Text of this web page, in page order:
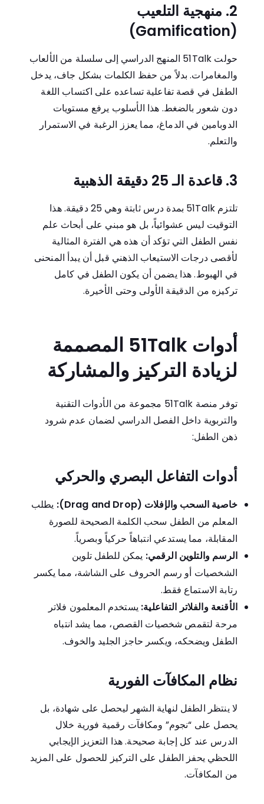
2. منهجية التلعيب
(Gamification)
حولت 51Talk المنهج الدراسي إلى سلسلة من الألعاب
والمغامرات. بدلاً من حفظ الكلمات بشكل جاف، يدخل
الطفل في قصة تفاعلية تساعده على اكتساب اللغة
دون شعور بالضغط. هذا الأسلوب يرفع مستويات
الدوبامين في الدماغ، مما يعزز الرغبة في الاستمرار
والتعلم.
3. قاعدة الـ 25 دقيقة الذهبية
تلتزم 51Talk بمدة درس ثابتة وهي 25 دقيقة. هذا
التوقيت ليس عشوائياً، بل هو مبني على أبحاث علم
نفس الطفل التي تؤكد أن هذه هي الفترة المثالية
لأقصى درجات الاستيعاب الذهني قبل أن يبدأ المنحنى
في الهبوط. هذا يضمن أن يكون الطفل في كامل
تركيزه من الدقيقة الأولى وحتى الأخيرة.
أدوات 51Talk المصممة
لزيادة التركيز والمشاركة
توفر منصة 51Talk مجموعة من الأدوات التقنية
والتربوية داخل الفصل الدراسي لضمان عدم شرود
ذهن الطفل:
أدوات التفاعل البصري والحركي
خاصية السحب والإفلات (Drag and Drop):
يطلب
المعلم من الطفل سحب الكلمة الصحيحة للصورة
المقابلة، مما يستدعي انتباهاً حركياً وبصرياً.
الرسم والتلوين الرقمي: يمكن للطفل تلوين
الشخصيات أو رسم الحروف على الشاشة، مما يكسر
رتابة الاستماع فقط.
الأقنعة والفلاتر التفاعلية: يستخدم المعلمون فلاتر
مرحة لتقمص شخصيات القصص، مما يشد انتباه
الطفل ويضحكه، ويكسر حاجز الجليد والخوف.
نظام المكافآت الفورية
لا ينتظر الطفل لنهاية الشهر ليحصل على شهادة، بل
يحصل على “نجوم” ومكافآت رقمية فورية خلال
الدرس عند كل إجابة صحيحة. هذا التعزيز الإيجابي
اللحظي يحفز الطفل على التركيز للحصول على المزيد
من المكافآت.